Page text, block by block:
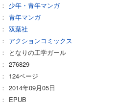
少年・青年マンガ
青年マンガ
双葉社
アクションコミックス
となりの工学ガール
276829
124ページ
2014年09月05日
EPUB